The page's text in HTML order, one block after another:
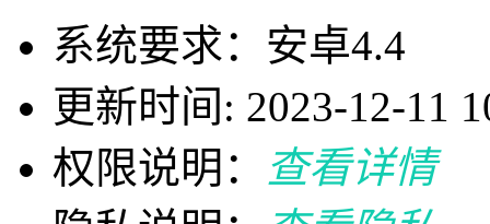
系统要求：安卓4.4
更新时间: 2023-12-11
权限说明：
查看详情